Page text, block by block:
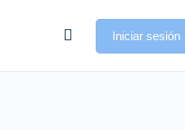
Iniciar sesión